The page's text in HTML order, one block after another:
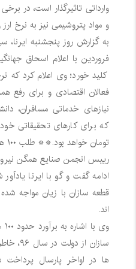
وارداتی تاثیرگذار است، در
و مواد پتروشیمی نیز به نرخ
فروردین با اعلام اسحاق
فعالان اقتصادی و برای رفع
نیازهای خدماتی مسافران،
تومان خواهد بود.** طلب ۱۰۰ هزار میلیارد ریالی قطعه سازان
رییس انجمن صنایع همگن
ادامه گفت و گو با ایرنا
قطعه سازان با زیان مواجه
اند.
سازان
ها در اواخر پارسال پرداخت